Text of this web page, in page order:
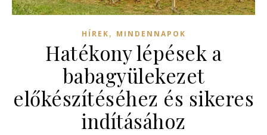
HÍREK, MINDENNAPOK
Hatékony lépések a
babagyülekezet
előkészítéséhez és sikeres
indításához